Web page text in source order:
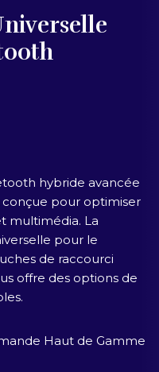
hybride avancée
pour optimiser
multimédia. La
pour le
de raccourci
offre des options de
Haut de Gamme